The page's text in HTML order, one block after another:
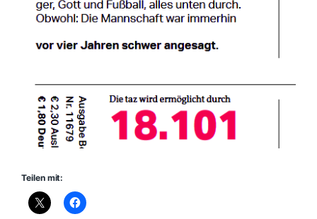
Teilen mit: